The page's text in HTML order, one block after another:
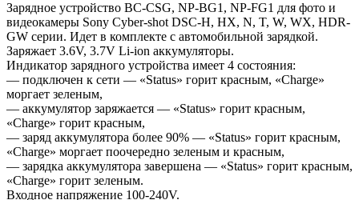
Зарядное устройство BC-CSG, NP-BG1, NP-FG1 для фото и
видеокамеры Sony Cyber-shot DSC-H, HX, N, T, W, WX, HDR-
GW серии. Идет в комплекте с автомобильной зарядкой.
Заряжает 3.6V, 3.7V Li-ion аккумуляторы.
Индикатор зарядного устройства имеет 4 состояния:
— подключен к сети — «Status» горит красным, «Charge»
моргает зеленым,
— аккумулятор заряжается — «Status» горит красным,
«Charge» горит красным,
— заряд аккумулятора более 90% — «Status» горит красным,
«Charge» моргает поочередно зеленым и красным,
— зарядка аккумулятора завершена — «Status» горит красным,
«Charge» горит зеленым.
Входное напряжение 100-240V.